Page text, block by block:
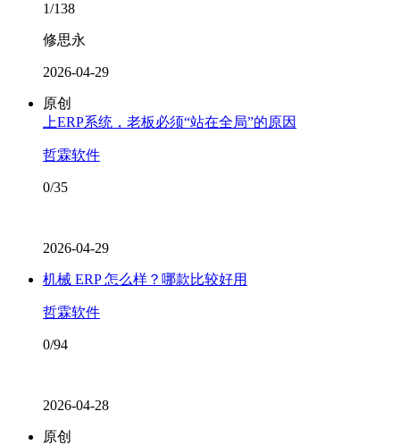
1/138
修思永
2026-04-29
原创
上ERP系统，老板必须“站在全局”的原因
哲霖软件
0/35
2026-04-29
机械 ERP 怎么样？哪款比较好用
哲霖软件
0/94
2026-04-28
原创